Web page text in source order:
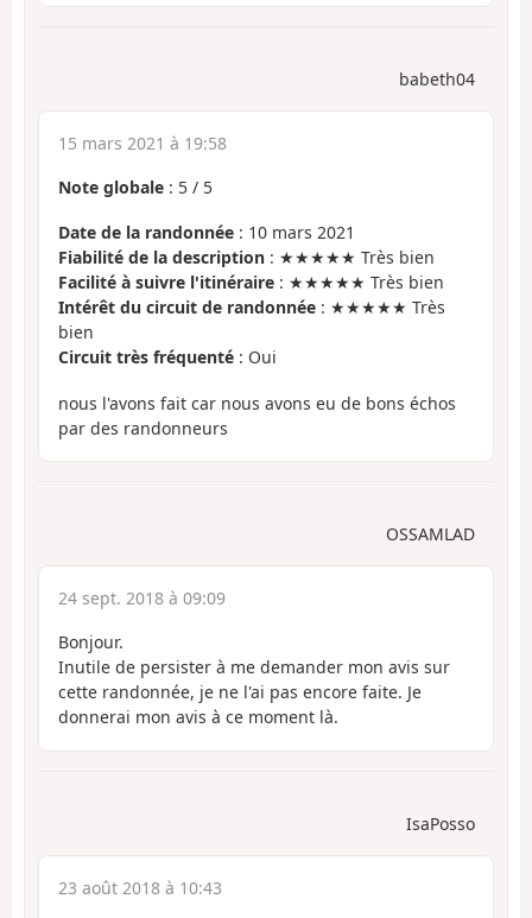
babeth04
15 mars 2021 à 19:58
Note globale : 5 / 5
Date de la randonnée : 10 mars 2021
Fiabilité de la description : ★★★★★ Très bien
Facilité à suivre l'itinéraire : ★★★★★ Très bien
Intérêt du circuit de randonnée : ★★★★★ Très
bien
Circuit très fréquenté : Oui
nous l'avons fait car nous avons eu de bons échos
par des randonneurs
OSSAMLAD
24 sept. 2018 à 09:09
Bonjour.
Inutile de persister à me demander mon avis sur
cette randonnée, je ne l'ai pas encore faite. Je
donnerai mon avis à ce moment là.
IsaPosso
23 août 2018 à 10:43